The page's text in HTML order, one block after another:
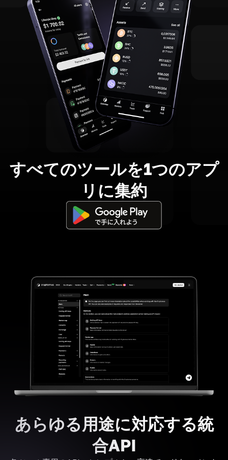
すべてのツールを1つのアプ
リに集約
あらゆる用途に対応する統
合API